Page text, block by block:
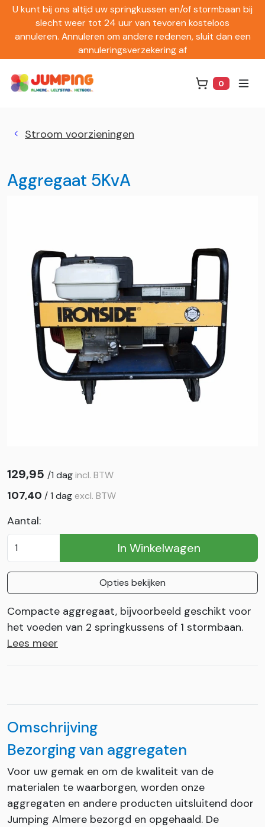
U kunt bij ons altijd uw springkussen en/of stormbaan bij
slecht weer tot 24 uur van tevoren kosteloos
annuleren. Annuleren om andere redenen, sluit dan een
annuleringsverzekering af
0
Stroom voorzieningen
Aggregaat 5KvA
129,95 /1 dagincl. BTW
107,40 /1 dag excl. BTW
Aantal:
In Winkelwagen
Opties bekijken
Compacte aggregaat, bijvoorbeeld geschikt voor
het voeden van 2 springkussens of 1 stormbaan.
Lees meer
Omschrijving
Bezorging van aggregaten
Voor uw gemak en om de kwaliteit van de
materialen te waarborgen, worden onze
aggregaten en andere producten uitsluitend door
Jumping Almere bezorgd en opgehaald. De